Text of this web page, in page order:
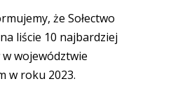
że Sołectwo
liście 10 najbardziej
w województwie
w roku 2023.